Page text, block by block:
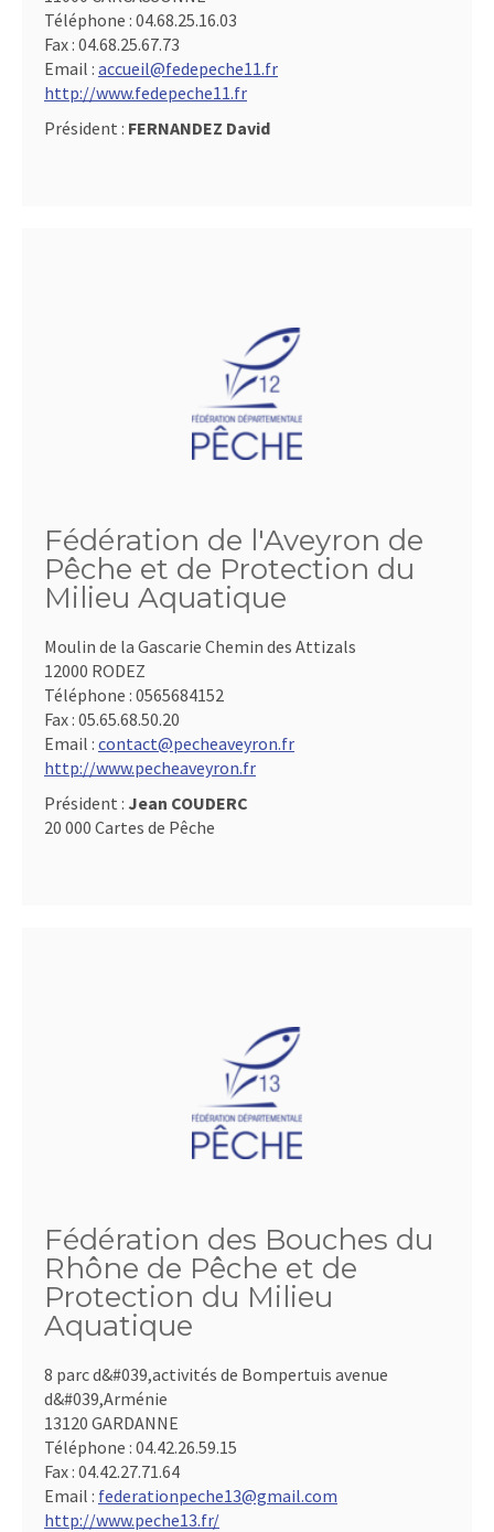
Téléphone : 04.68.25.16.03
Fax : 04.68.25.67.73
Email : accueil@fedepeche11.fr
http://www.fedepeche11.fr
Président : FERNANDEZ David
Fédération de l'Aveyron de
Pêche et de Protection du
Milieu Aquatique
Moulin de la Gascarie Chemin des Attizals
12000 RODEZ
Téléphone : 0565684152
Fax : 05.65.68.50.20
Email : contact@pecheaveyron.fr
http://www.pecheaveyron.fr
Président : Jean COUDERC
20 000 Cartes de Pêche
Fédération des Bouches du
Rhône de Pêche et de
Protection du Milieu
Aquatique
8 parc d&#039,activités de Bompertuis avenue
d&#039,Arménie
13120 GARDANNE
Téléphone : 04.42.26.59.15
Fax : 04.42.27.71.64
Email : federationpeche13@gmail.com
http://www.peche13.fr/